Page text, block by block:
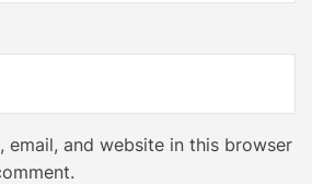
email, and website in this browser